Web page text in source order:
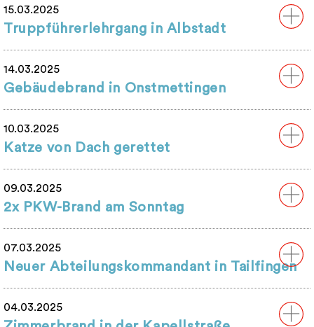
15.03.2025
Truppführerlehrgang in Albstadt
14.03.2025
Gebäudebrand in Onstmettingen
10.03.2025
Katze von Dach gerettet
09.03.2025
2x PKW-Brand am Sonntag
07.03.2025
Neuer Abteilungskommandant in Tailfingen
04.03.2025